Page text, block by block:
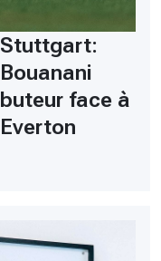
Stuttgart:
Bouanani
buteur face à
Everton